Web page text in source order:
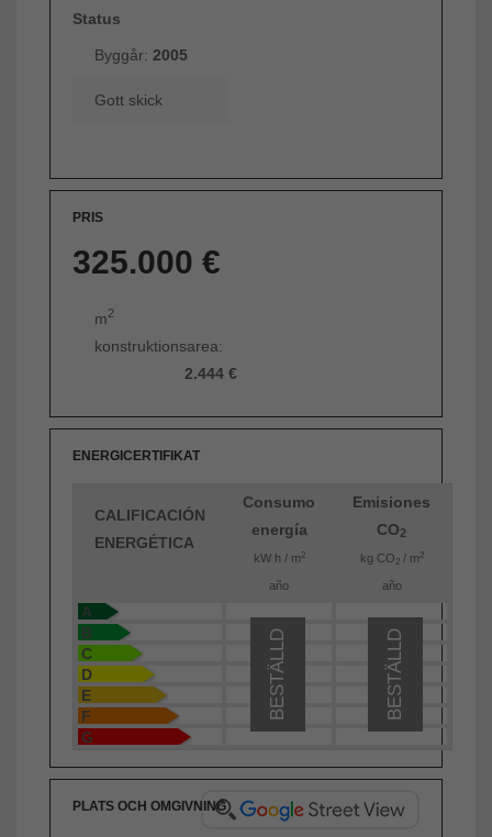
Status
Byggår: 2005
Gott skick
PRIS
325.000 €
m2
konstruktionsarea:
2.444 €
ENERGICERTIFIKAT
CALIFICACIÓN
ENERGÉTICA
Consumo
energía
kW h / m 2
año
Emisiones
CO2
kg CO 2/ m 2
año
A
B
C
D
E
F
G
BESTÄLLD
BESTÄLLD
PLATS OCH OMGIVNING